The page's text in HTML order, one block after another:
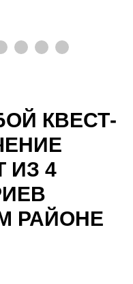
КВЕСТ-
ИЗ 4
РАЙОНЕ